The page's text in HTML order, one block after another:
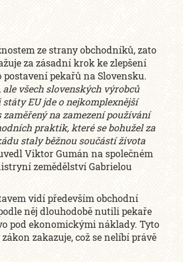
ze strany obchodníků, zato
za zásadní krok ke zlepšení
pekařů na Slovensku.
ale všech slovenských výrobců
EU jde o nejkomplexnější
na zamezení používání
praktik, které se bohužel za
staly běžnou součástí života
Viktor Gumán na společném
zemědělství Gabrielou
vidí především obchodní
něj dlouhodobě nutili pekaře
pod ekonomickými náklady. Tyto
zakazuje, což se nelíbí právě